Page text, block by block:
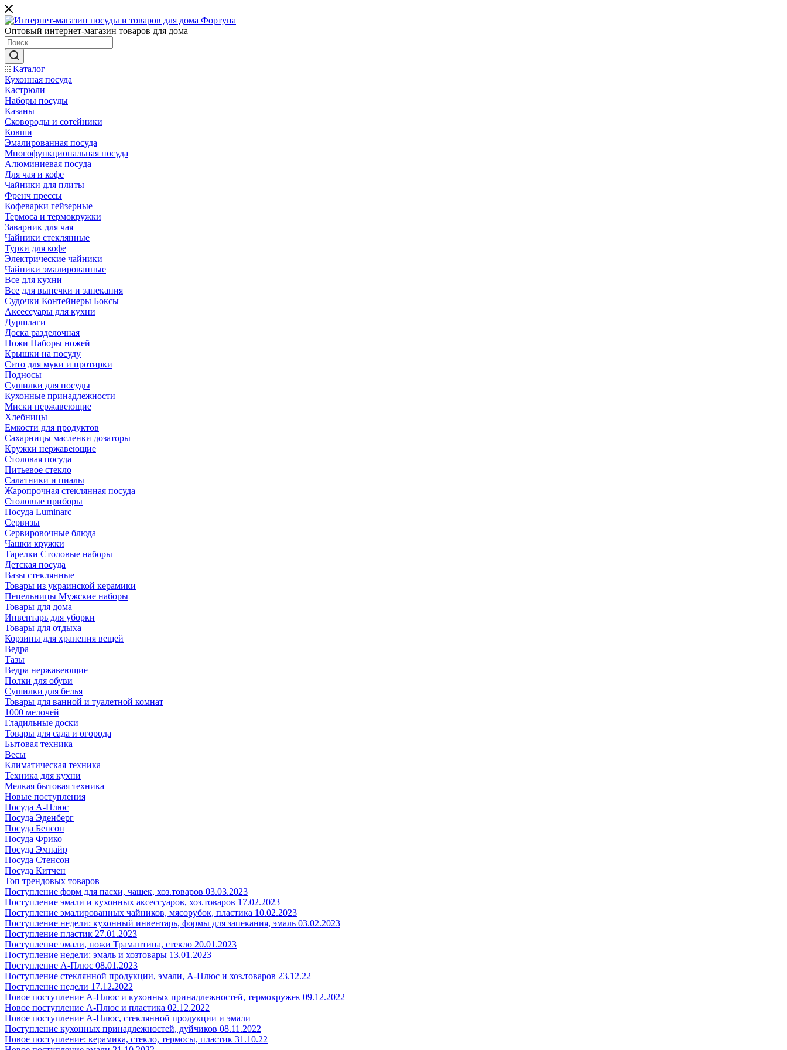
Оптовый интернет-магазин товаров для дома
Каталог
Кухонная посуда
Кастрюли
Наборы посуды
Казаны
Сковороды и сотейники
Ковши
Эмалированная посуда
Многофункциональная посуда
Алюминиевая посуда
Для чая и кофе
Чайники для плиты
Френч прессы
Кофеварки гейзерные
Термоса и термокружки
Заварник для чая
Чайники стеклянные
Турки для кофе
Электрические чайники
Чайники эмалированные
Все для кухни
Все для выпечки и запекания
Судочки Контейнеры Боксы
Аксессуары для кухни
Дуршлаги
Доска разделочная
Ножи Наборы ножей
Крышки на посуду
Сито для муки и протирки
Подносы
Сушилки для посуды
Кухонные принадлежности
Миски нержавеющие
Хлебницы
Емкости для продуктов
Сахарницы масленки дозаторы
Кружки нержавеющие
Столовая посуда
Питьевое стекло
Салатники и пиалы
Жаропрочная стеклянная посуда
Столовые приборы
Посуда Luminarс
Сервизы
Сервировочные блюда
Чашки кружки
Тарелки Столовые наборы
Детская посуда
Вазы стеклянные
Товары из украинской керамики
Пепельницы Мужские наборы
Товары для дома
Инвентарь для уборки
Товары для отдыха
Корзины для хранения вещей
Ведра
Тазы
Ведра нержавеющие
Полки для обуви
Сушилки для белья
Товары для ванной и туалетной комнат
1000 мелочей
Гладильные доски
Товары для сада и огорода
Бытовая техника
Весы
Климатическая техника
Техника для кухни
Мелкая бытовая техника
Новые поступления
Посуда А-Плюс
Посуда Эденберг
Посуда Бенсон
Посуда Фрико
Посуда Эмпайр
Посуда Стенсон
Посуда Китчен
Топ трендовых товаров
Поступление форм для пасхи, чашек, хоз.товаров 03.03.2023
Поступление эмали и кухонных аксессуаров, хоз.товаров 17.02.2023
Поступление эмалированных чайников, мясорубок, пластика 10.02.2023
Поступление недели: кухонный инвентарь, формы для запекания, эмаль 03.02.2023
Поступление пластик 27.01.2023
Поступление эмали, ножи Трамантина, стекло 20.01.2023
Поступление недели: эмаль и хозтовары 13.01.2023
Поступление А-Плюс 08.01.2023
Поступление стеклянной продукции, эмали, А-Плюс и хоз.товаров 23.12.22
Поступление недели 17.12.2022
Новое поступление А-Плюс и кухонных принадлежностей, термокружек 09.12.2022
Новое поступление А-Плюс и пластика 02.12.2022
Новое поступление А-Плюс, стеклянной продукции и эмали
Поступление кухонных принадлежностей, дуйчиков 08.11.2022
Новое поступление: керамика, стекло, термосы, пластик 31.10.22